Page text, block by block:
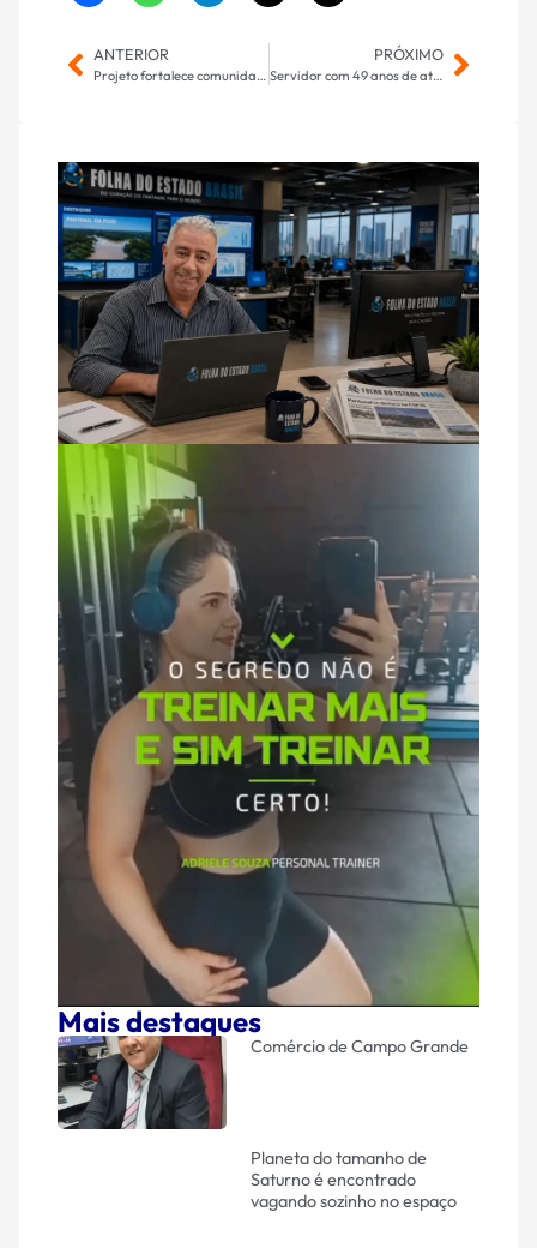
ANTERIOR
Projeto fortalece comunidades indígenas de MS e coloca Nioaque no mapa do turismo sustentável
PRÓXIMO
Servidor com 49 anos de atuação recebe homenagem na Câmara Municipal de Campo Grande
Mais destaques
Comércio de Campo Grande
Planeta do tamanho de
Saturno é encontrado
vagando sozinho no espaço